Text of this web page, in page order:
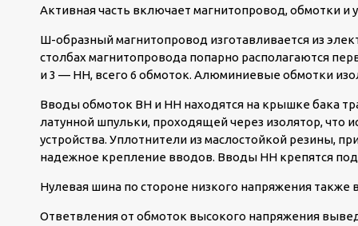
Активная часть включает магнитопровод, обмотки и
Ш-образный магнитопровод изготавливается из
столбах магнитопровода попарно располагаются
и 3 — НН, всего 6 обмоток. Алюминиевые обмотки
Вводы обмоток ВН и НН находятся на крышке бака
латунной шпульки, проходящей через изолятор, что
устройства. Уплотнители из маслостойкой резины,
надежное крепление вводов. Вводы НН крепятся
Нулевая шина по стороне низкого напряжения
Ответвления от обмоток высокого напряжения